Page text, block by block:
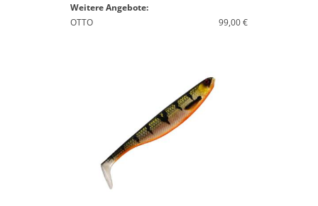
Weitere Angebote:
OTTO
99,00 €